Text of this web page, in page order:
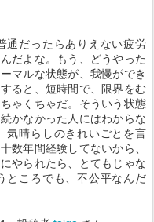
通だったらありえない疲労
だよな。もう、どうやった
マルな状態が、我慢ができ
ると、短時間で、限界をむ
ゃくちゃだ。そういう状態
かなかった人にはわからな
気晴らしのきれいごとを言
数年間経験してないから、
やられたら、とてもじゃな
ところでも、不公平なんだ